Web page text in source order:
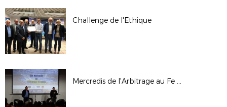
Challenge de l'Ethique
Mercredis de l'Arbitrage au Fe - 31/01/18